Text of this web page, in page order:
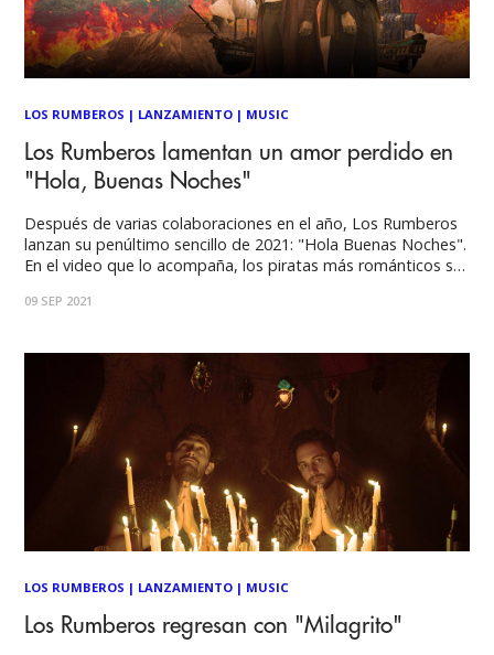
LOS RUMBEROS | LANZAMIENTO | MUSIC
Los Rumberos lamentan un amor perdido en
"Hola, Buenas Noches"
Después de varias colaboraciones en el año, Los Rumberos
lanzan su penúltimo sencillo de 2021: "Hola Buenas Noches".
En el video que lo acompaña, los piratas más románticos se
altamar sazonada de bachata y rumba. "'Hola, Buenas
09 SEP 2021
LOS RUMBEROS | LANZAMIENTO | MUSIC
Los Rumberos regresan con "Milagrito"